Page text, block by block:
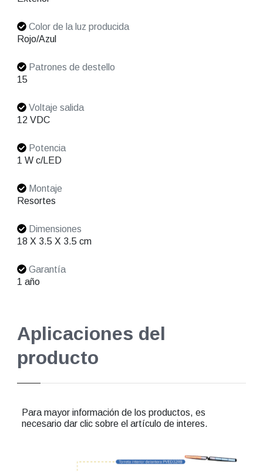
Color de la luz producida
Rojo/Azul
Patrones de destello
15
Voltaje salida
12 VDC
Potencia
1 W c/LED
Montaje
Resortes
Dimensiones
18 X 3.5 X 3.5 cm
Garantía
1 año
Aplicaciones del
producto
Para mayor información de los productos, es
necesario dar clic sobre el artículo de interes.